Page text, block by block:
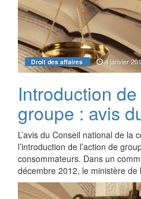
Droit des affaires 4 janvier
Introduction de
groupe : avis
L’avis du Conseil national de la
l’introduction de l’action de
consommateurs. Dans un
décembre 2012, le ministère de